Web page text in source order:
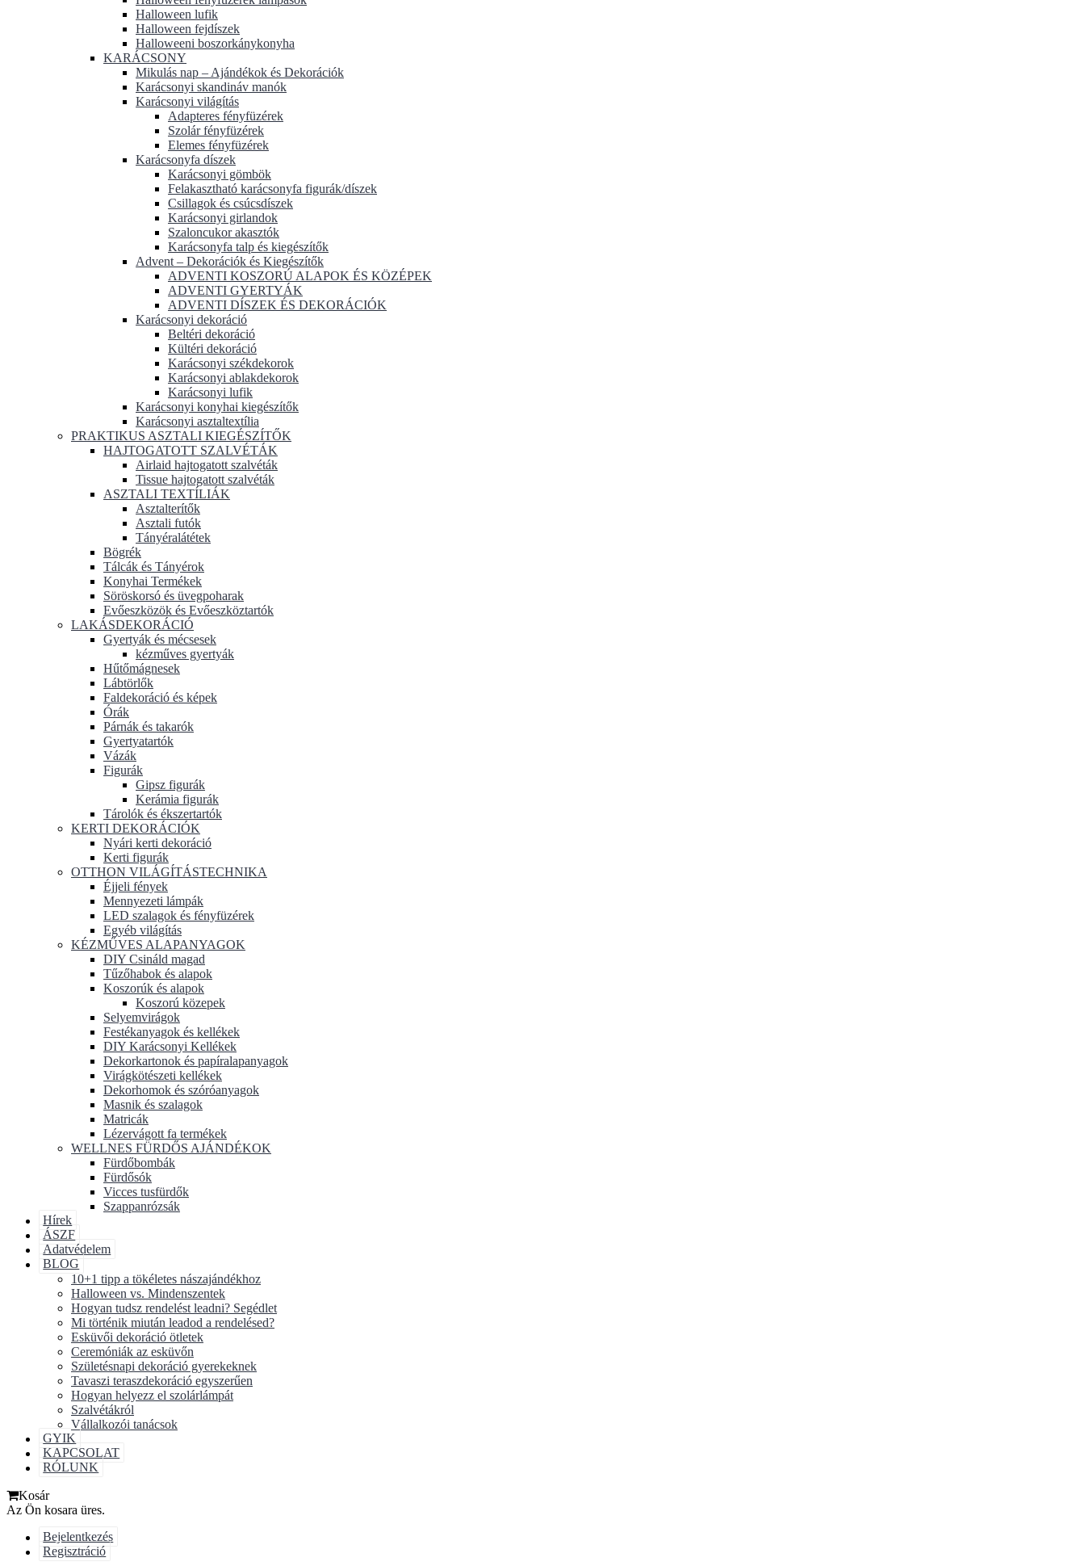
Halloween lufik
Halloween fejdíszek
Halloweeni boszorkánykonyha
KARÁCSONY
Mikulás nap – Ajándékok és Dekorációk
Karácsonyi skandináv manók
Karácsonyi világítás
Adapteres fényfüzérek
Szolár fényfüzérek
Elemes fényfüzérek
Karácsonyfa díszek
Karácsonyi gömbök
Felakasztható karácsonyfa figurák/díszek
Csillagok és csúcsdíszek
Karácsonyi girlandok
Szaloncukor akasztók
Karácsonyfa talp és kiegészítők
Advent – Dekorációk és Kiegészítők
ADVENTI KOSZORÚ ALAPOK ÉS KÖZÉPEK
ADVENTI GYERTYÁK
ADVENTI DÍSZEK ÉS DEKORÁCIÓK
Karácsonyi dekoráció
Beltéri dekoráció
Kültéri dekoráció
Karácsonyi székdekorok
Karácsonyi ablakdekorok
Karácsonyi lufik
Karácsonyi konyhai kiegészítők
Karácsonyi asztaltextília
PRAKTIKUS ASZTALI KIEGÉSZÍTŐK
HAJTOGATOTT SZALVÉTÁK
Airlaid hajtogatott szalvéták
Tissue hajtogatott szalvéták
ASZTALI TEXTÍLIÁK
Asztalterítők
Asztali futók
Tányéralátétek
Bögrék
Tálcák és Tányérok
Konyhai Termékek
Söröskorsó és üvegpoharak
Evőeszközök és Evőeszköztartók
LAKÁSDEKORÁCIÓ
Gyertyák és mécsesek
kézműves gyertyák
Hűtőmágnesek
Lábtörlők
Faldekoráció és képek
Órák
Párnák és takarók
Gyertyatartók
Vázák
Figurák
Gipsz figurák
Kerámia figurák
Tárolók és ékszertartók
KERTI DEKORÁCIÓK
Nyári kerti dekoráció
Kerti figurák
OTTHON VILÁGÍTÁSTECHNIKA
Éjjeli fények
Mennyezeti lámpák
LED szalagok és fényfüzérek
Egyéb világítás
KÉZMŰVES ALAPANYAGOK
DIY Csináld magad
Tűzőhabok és alapok
Koszorúk és alapok
Koszorú közepek
Selyemvirágok
Festékanyagok és kellékek
DIY Karácsonyi Kellékek
Dekorkartonok és papíralapanyagok
Virágkötészeti kellékek
Dekorhomok és szóróanyagok
Masnik és szalagok
Matricák
Lézervágott fa termékek
WELLNES FÜRDŐS AJÁNDÉKOK
Fürdőbombák
Fürdősók
Vicces tusfürdők
Szappanrózsák
Hírek
ÁSZF
Adatvédelem
BLOG
10+1 tipp a tökéletes nászajándékhoz
Halloween vs. Mindenszentek
Hogyan tudsz rendelést leadni? Segédlet
Mi történik miután leadod a rendelésed?
Esküvői dekoráció ötletek
Ceremóniák az esküvőn
Születésnapi dekoráció gyerekeknek
Tavaszi teraszdekoráció egyszerűen
Hogyan helyezz el szolárlámpát
Szalvétákról
Vállalkozói tanácsok
GYIK
KAPCSOLAT
RÓLUNK
Kosár
Az Ön kosara üres.
Bejelentkezés
Regisztráció